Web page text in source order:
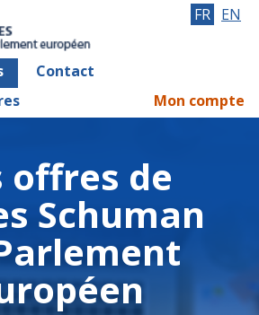
Contact
FR EN
Mon compte
offres de
Schuman